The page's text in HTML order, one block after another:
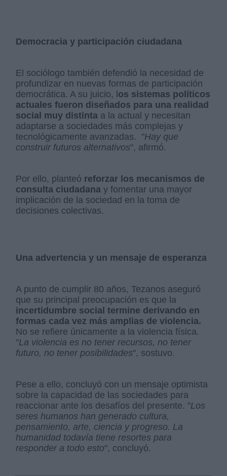
Democracia y participación ciudadana
El sociólogo también defendió la necesidad de
profundizar en nuevas formas de participación
democrática. A su juicio, los sistemas políticos
actuales fueron diseñados para una realidad
social muy distinta a la actual y necesitan
adaptarse a sociedades más complejas y
tecnológicamente avanzadas. "Hay que
construir futuros alternativos", afirmó.
Por ello, planteó reforzar los mecanismos de
consulta ciudadana y fomentar una mayor
implicación de la sociedad en la toma de
decisiones colectivas.
Una advertencia y un mensaje de esperanza
A punto de cumplir 80 años, Tezanos aseguró
que su principal preocupación es que la
incertidumbre social termine derivando en
formas cada vez más amplias de violencia.
No se refiere únicamente a la violencia física.
"La violencia es no tener recursos, no tener
futuro, no tener posibilidades", sostuvo.
Pese a ello, concluyó con un mensaje optimista
sobre la capacidad de las sociedades para
reaccionar ante los desafíos del presente. "Los
seres humanos han generado cultura,
pensamiento, arte, ciencia y progreso. La
humanidad todavía tiene resortes para
responder a todo esto", concluyó.